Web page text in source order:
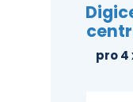
pro 4